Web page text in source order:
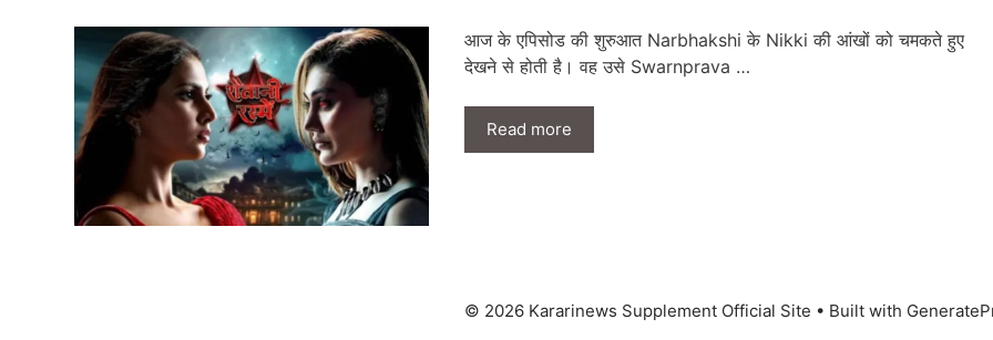
आज के एपिसोड की शुरुआत Narbhakshi के Nikki की आंखों को चमकते हुए
देखने से होती है। वह उसे Swarnprava …
Read more
© 2026 Kararinews Supplement Official Site • Built with